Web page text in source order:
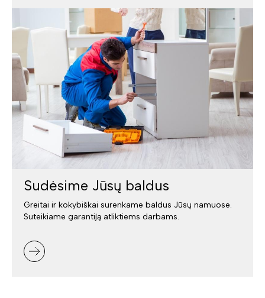
Sudėsime Jūsų baldus
Greitai ir kokybiškai surenkame baldus Jūsų namuose.
Suteikiame garantiją atliktiems darbams.